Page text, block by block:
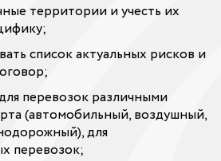
территории и учесть их
список актуальных рисков и
перевозок различными
(автомобильный, воздушный,
для
перевозок;